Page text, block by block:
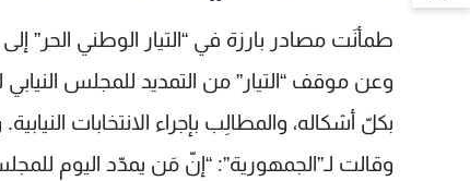
طمأنَت مصادر بارزة في “التيار الوطني الحر”
وعن موقف “التيار” من التمديد للمجلس النيابي
بكلّ أشكاله، والمطالِب بإجراء الانتخابات
وقالت لـ”الجمهورية”: “إنّ مَن يمدّد اليوم